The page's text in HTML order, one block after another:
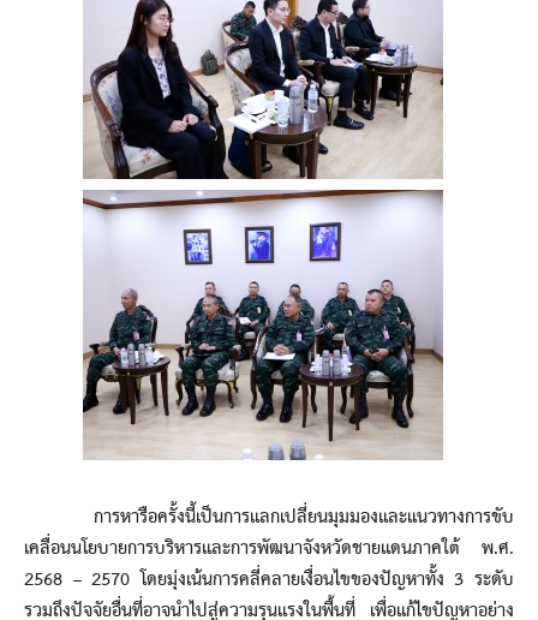
การหารือครั้งนี้เป็นการแลกเปลี่ยนมุมมองและแนวทางการขับ
เคลื่อนนโยบายการบริหารและการพัฒนาจังหวัดชายแดนภาคใต้ พ.ศ.
2568 – 2570 โดยมุ่งเน้นการคลี่คลายเงื่อนไขของปัญหาทั้ง 3 ระดับ
รวมถึงปัจจัยอื่นที่อาจนำไปสู่ความรุนแรงในพื้นที่ เพื่อแก้ไขปัญหาอย่าง